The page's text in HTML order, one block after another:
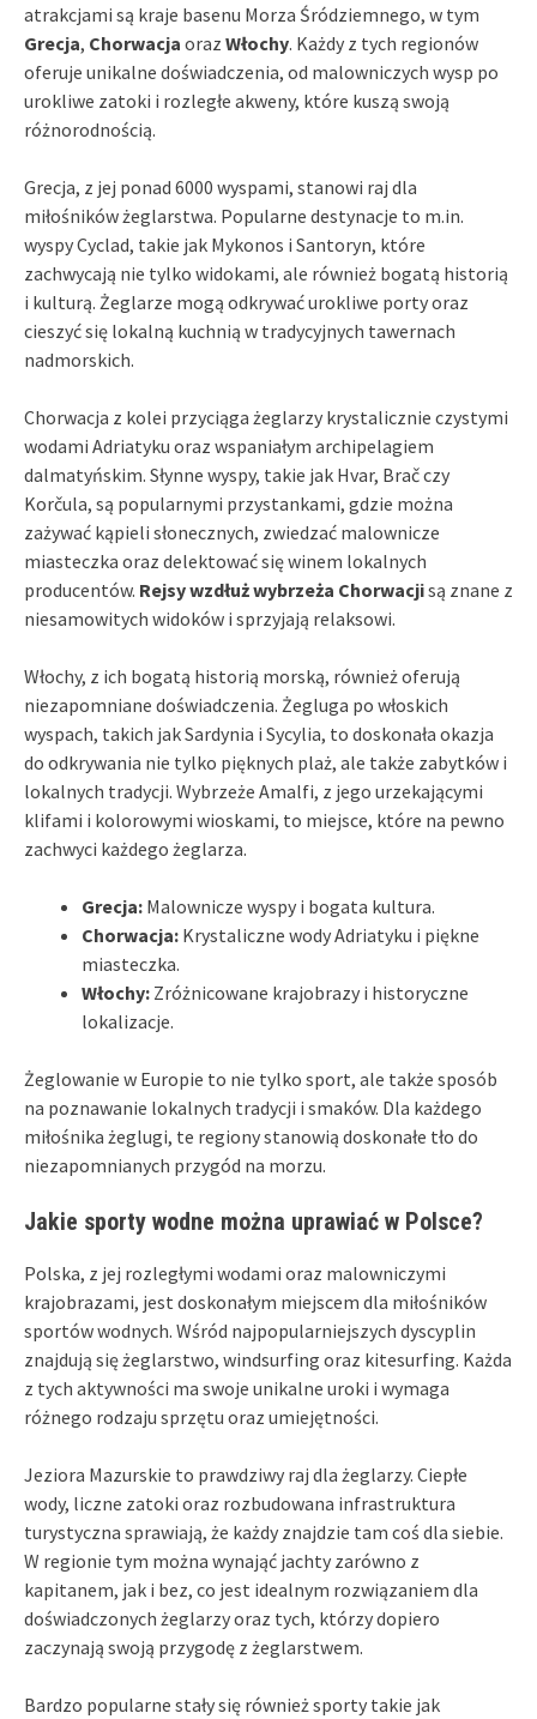
atrakcjami są kraje basenu Morza Śródziemnego, w tym
Grecja, Chorwacja oraz Włochy. Każdy z tych regionów
oferuje unikalne doświadczenia, od malowniczych wysp po
urokliwe zatoki i rozległe akweny, które kuszą swoją
różnorodnością.
Grecja, z jej ponad 6000 wyspami, stanowi raj dla
miłośników żeglarstwa. Popularne destynacje to m.in.
wyspy Cyclad, takie jak Mykonos i Santoryn, które
zachwycają nie tylko widokami, ale również bogatą historią
i kulturą. Żeglarze mogą odkrywać urokliwe porty oraz
cieszyć się lokalną kuchnią w tradycyjnych tawernach
nadmorskich.
Chorwacja z kolei przyciąga żeglarzy krystalicznie czystymi
wodami Adriatyku oraz wspaniałym archipelagiem
dalmatyńskim. Słynne wyspy, takie jak Hvar, Brač czy
Korčula, są popularnymi przystankami, gdzie można
zażywać kąpieli słonecznych, zwiedzać malownicze
miasteczka oraz delektować się winem lokalnych
producentów. Rejsy wzdłuż wybrzeża Chorwacjisą znane z
niesamowitych widoków i sprzyjają relaksowi.
Włochy, z ich bogatą historią morską, również oferują
niezapomniane doświadczenia. Żegluga po włoskich
wyspach, takich jak Sardynia i Sycylia, to doskonała okazja
do odkrywania nie tylko pięknych plaż, ale także zabytków i
lokalnych tradycji. Wybrzeże Amalfi, z jego urzekającymi
klifami i kolorowymi wioskami, to miejsce, które na pewno
zachwyci każdego żeglarza.
Grecja: Malownicze wyspy i bogata kultura.
Chorwacja: Krystaliczne wody Adriatyku i piękne
miasteczka.
Włochy: Zróżnicowane krajobrazy i historyczne
lokalizacje.
Żeglowanie w Europie to nie tylko sport, ale także sposób
na poznawanie lokalnych tradycji i smaków. Dla każdego
miłośnika żeglugi, te regiony stanowią doskonałe tło do
niezapomnianych przygód na morzu.
Jakie sporty wodne można uprawiać w Polsce?
Polska, z jej rozległymi wodami oraz malowniczymi
krajobrazami, jest doskonałym miejscem dla miłośników
sportów wodnych. Wśród najpopularniejszych dyscyplin
znajdują się żeglarstwo, windsurfing oraz kitesurfing. Każda
z tych aktywności ma swoje unikalne uroki i wymaga
różnego rodzaju sprzętu oraz umiejętności.
Jeziora Mazurskie to prawdziwy raj dla żeglarzy. Ciepłe
wody, liczne zatoki oraz rozbudowana infrastruktura
turystyczna sprawiają, że każdy znajdzie tam coś dla siebie.
W regionie tym można wynająć jachty zarówno z
kapitanem, jak i bez, co jest idealnym rozwiązaniem dla
doświadczonych żeglarzy oraz tych, którzy dopiero
zaczynają swoją przygodę z żeglarstwem.
Bardzo popularne stały się również sporty takie jak